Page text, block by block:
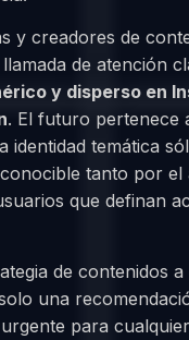
y creadores de
de atención
y disperso en
. El futuro pertenece
identidad temática
tanto por el
que definan
de contenidos a
una
para